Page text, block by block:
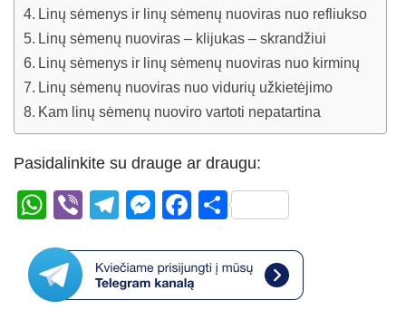
Linų sėmenys ir linų sėmenų nuoviras nuo refliukso
Linų sėmenų nuoviras – klijukas – skrandžiui
Linų sėmenys ir linų sėmenų nuoviras nuo kirminų
Linų sėmenų nuoviras nuo vidurių užkietėjimo
Kam linų sėmenų nuoviro vartoti nepatartina
Pasidalinkite su drauge ar draugu:
W
at
s
Vi
er
T
e
gr
M
ss
e
F
c
e
S
ar
e